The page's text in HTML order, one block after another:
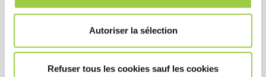
Autoriser la sélection
Refuser tous les cookies sauf les cookies
无 CMR 物质
100% 不含挥发性有机化合物